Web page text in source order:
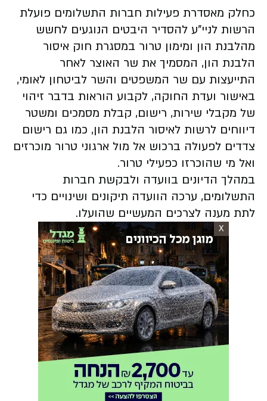
כחלק מאסדרת פעילות חברות התשלומים פועלת
הרשות לניי"ע להסדיר היבטים הנוגעים לחשש
מהלבנת הון ומימון טרור במסגרת חוק איסור
הלבנת הון, המסמיך את שר האוצר לאחר
התייעצות עם שר המשפטים והשר לביטחון לאומי,
באישור ועדת החוקה, לקבוע הוראות בדבר זיהוי
של מקבלי שירות, רישום, קבלת מסמכים ומשטר
דיווחים לרשות לאיסור הלבנת הון, כמו גם רישום
צדדים לפעולה ברכוש אל מול ארגוני טרור מוכרזים
ואל מי שהוכרזו כפעילי טרור.
במהלך הדיונים בוועדה ולבקשת חברות
התשלומים, ערכה הוועדה תיקונים ושינויים כדי
לתת מענה לצרכים המעשיים שהועלו.
X